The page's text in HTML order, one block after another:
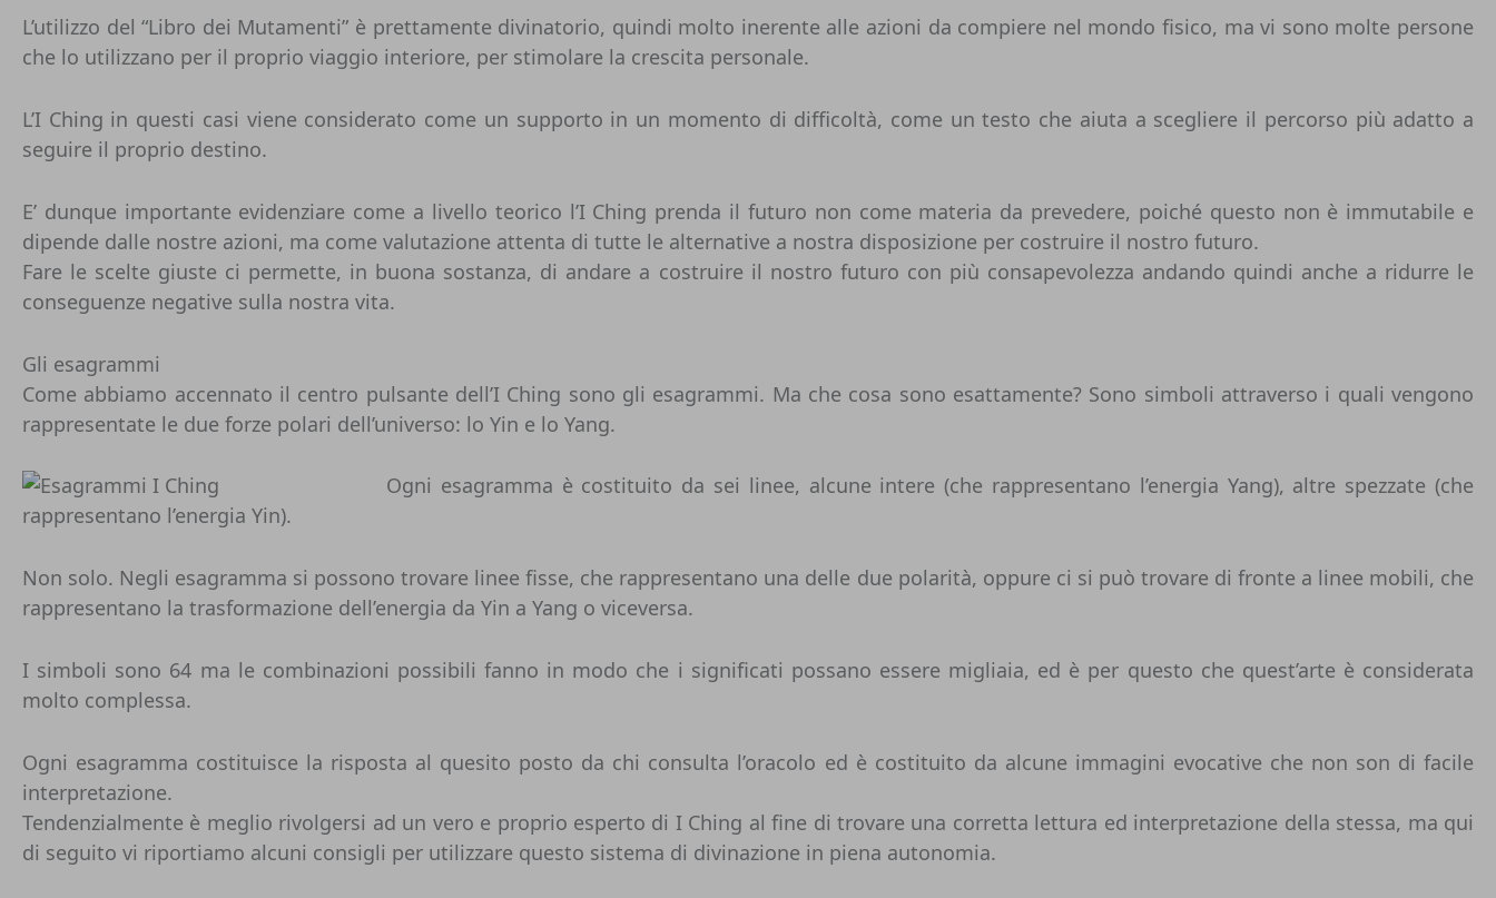
L’utilizzo del “Libro dei Mutamenti” è prettamente divinatorio, quindi molto inerente alle azioni da compiere nel mondo fisico, ma vi sono molte persone
che lo utilizzano per il proprio viaggio interiore, per stimolare la crescita personale.
L’I Ching in questi casi viene considerato come un supporto in un momento di difficoltà, come un testo che aiuta a scegliere il percorso più adatto a
seguire il proprio destino.
E’ dunque importante evidenziare come a livello teorico l’I Ching prenda il futuro non come materia da prevedere, poiché questo non è immutabile e
dipende dalle nostre azioni, ma come valutazione attenta di tutte le alternative a nostra disposizione per costruire il nostro futuro.
Fare le scelte giuste ci permette, in buona sostanza, di andare a costruire il nostro futuro con più consapevolezza andando quindi anche a ridurre le
conseguenze negative sulla nostra vita.
Gli esagrammi
Come abbiamo accennato il centro pulsante dell’I Ching sono gli esagrammi. Ma che cosa sono esattamente? Sono simboli attraverso i quali vengono
rappresentate le due forze polari dell’universo: lo Yin e lo Yang.
Ogni esagramma è costituito da sei linee, alcune intere (che rappresentano l’energia Yang), altre spezzate (che
rappresentano l’energia Yin).
Non solo. Negli esagramma si possono trovare linee fisse, che rappresentano una delle due polarità, oppure ci si può trovare di fronte a linee mobili, che
rappresentano la trasformazione dell’energia da Yin a Yang o viceversa.
I simboli sono 64 ma le combinazioni possibili fanno in modo che i significati possano essere migliaia, ed è per questo che quest’arte è considerata
molto complessa.
Ogni esagramma costituisce la risposta al quesito posto da chi consulta l’oracolo ed è costituito da alcune immagini evocative che non son di facile
interpretazione.
Tendenzialmente è meglio rivolgersi ad un vero e proprio esperto di I Ching al fine di trovare una corretta lettura ed interpretazione della stessa, ma qui
di seguito vi riportiamo alcuni consigli per utilizzare questo sistema di divinazione in piena autonomia.